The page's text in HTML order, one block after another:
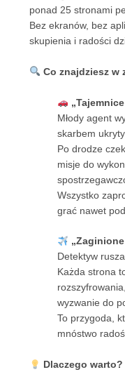
ponad 25 stronami
Bez ekranów, bez
skupienia i radości
Co znajdziesz w
Młody agent
skarbem
Po drodze
misje do
Wszystko
grać nawet
Detektyw
Każda strona
wyzwanie do
To przygoda,
mnóstwo
Dlaczego warto?